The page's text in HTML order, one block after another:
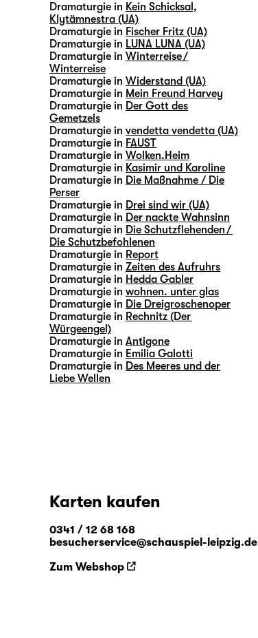
Dramaturgie in Kein Schicksal,
Klytämnestra (UA)
Dramaturgie in Fischer Fritz (UA)
Dramaturgie in LUNA LUNA (UA)
Dramaturgie in Winterreise /
Winterreise
Dramaturgie in Widerstand (UA)
Dramaturgie in Mein Freund Harvey
Dramaturgie in Der Gott des
Gemetzels
Dramaturgie in vendetta vendetta (UA)
Dramaturgie in FAUST
Dramaturgie in Wolken.Heim
Dramaturgie in Kasimir und Karoline
Dramaturgie in Die Maßnahme / Die
Perser
Dramaturgie in Drei sind wir (UA)
Dramaturgie in Der nackte Wahnsinn
Dramaturgie in Die Schutzflehenden /
Die Schutzbefohlenen
Dramaturgie in Report
Dramaturgie in Zeiten des Aufruhrs
Dramaturgie in Hedda Gabler
Dramaturgie in wohnen. unter glas
Dramaturgie in Die Dreigroschenoper
Dramaturgie in Rechnitz (Der
Würgeengel)
Dramaturgie in Antigone
Dramaturgie in Emilia Galotti
Dramaturgie in Des Meeres und der
Liebe Wellen
Karten kaufen
0341 / 12 68 168
besucherservice@schauspiel-leipzig.de
Zum Webshop